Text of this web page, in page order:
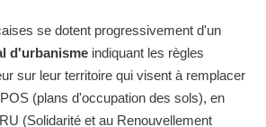
se dotent progressivement d'un
d'urbanisme indiquant les règles
sur leur territoire qui visent à remplacer
(plans d'occupation des sols), en
(Solidarité et au Renouvellement